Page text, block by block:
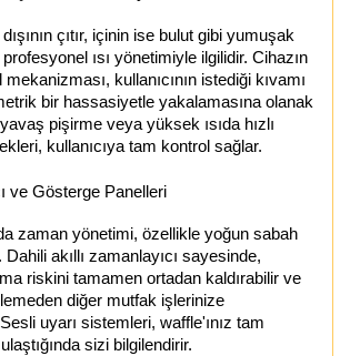
çıtır, içinin ise bulut gibi yumuşak
ısı yönetimiyle ilgilidir. Cihazın
kullanıcının istediği kıvamı
bir hassasiyetle yakalamasına olanak
pişirme veya yüksek ısıda hızlı
kullanıcıya tam kontrol sağlar.
ve Gösterge Panelleri
zaman yönetimi, özellikle yoğun sabah
akıllı zamanlayıcı sayesinde,
riskini tamamen ortadan kaldırabilir ve
diğer mutfak işlerinize
uyarı sistemleri, waffle'ınız tam
sizi bilgilendirir.